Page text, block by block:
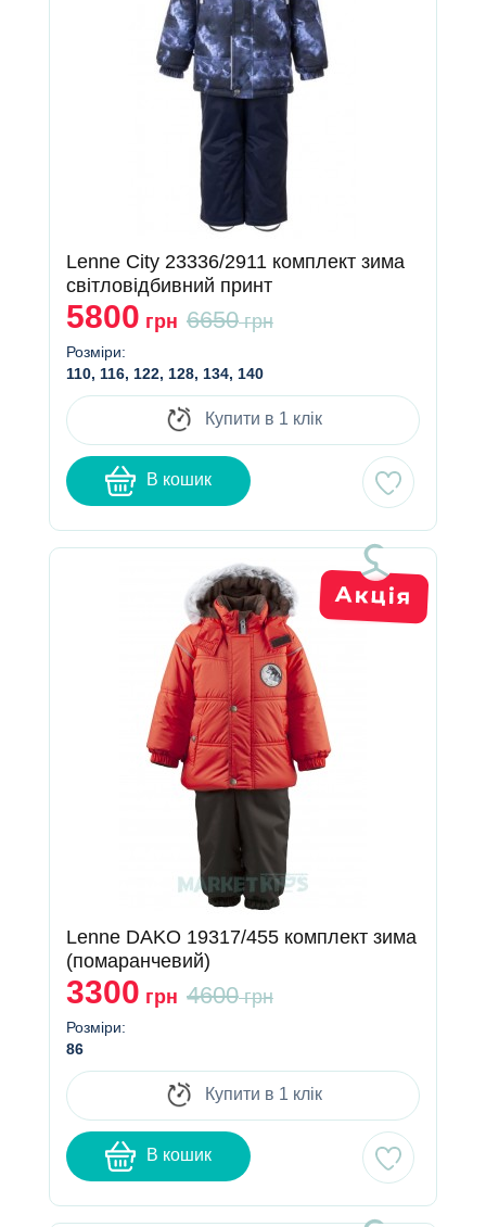
Lenne City 23336/2911 комплект зима
світловідбивний принт
5800 грн 6650грн
Розміри:
110, 116, 122, 128, 134, 140
Купити в 1 клік
В кошик
Lenne DAKO 19317/455 комплект зима
(помаранчевий)
3300 грн 4600грн
Розміри:
86
Купити в 1 клік
В кошик